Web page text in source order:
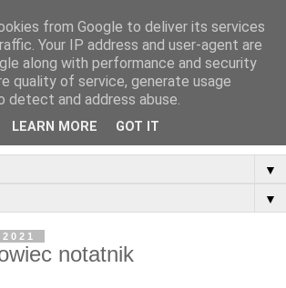
▼
▼
notatnik
from Google to deliver its services
Your IP address and user-agent are
along with performance and security
quality of service, generate usage
detect and address abuse.
LEARN MORE GOT IT